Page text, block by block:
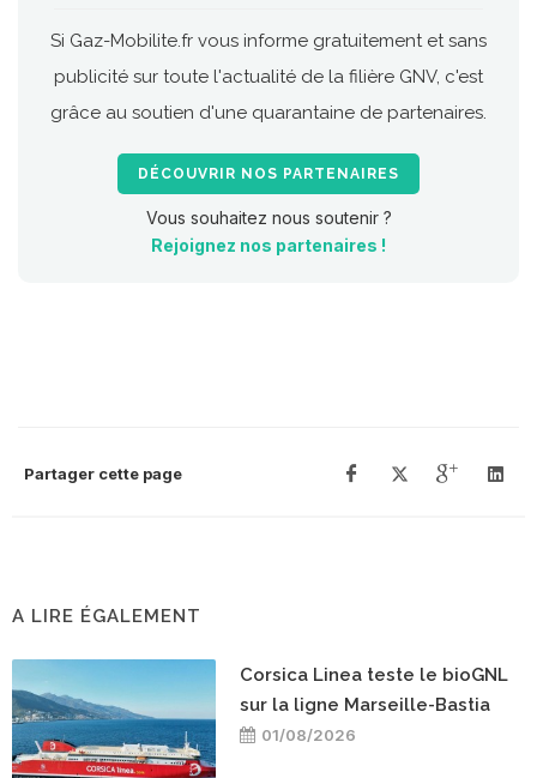
Si Gaz-Mobilite.fr vous informe gratuitement et sans
publicité sur toute l'actualité de la filière GNV, c'est
grâce au soutien d'une quarantaine de partenaires.
DÉCOUVRIR NOS PARTENAIRES
Vous souhaitez nous soutenir ?
Rejoignez nos partenaires !
Partager cette page
A LIRE ÉGALEMENT
Corsica Linea teste le bioGNL
sur la ligne Marseille-Bastia
01/08/2026